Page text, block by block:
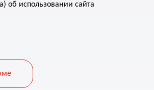
об использовании сайта